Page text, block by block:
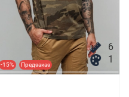
-15% Предзаказ
6
1